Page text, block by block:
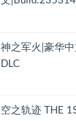
神之军火|豪华
DLC
空之轨迹 THE